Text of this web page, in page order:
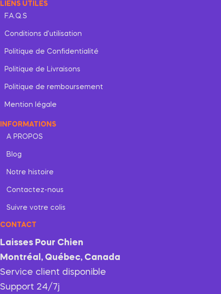
LIENS UTILES
F.A.Q.S
Conditions d’utilisation
Politique de Confidentialité
Politique de Livraisons
Politique de remboursement
Mention légale
INFORMATIONS
A PROPOS
Blog
Notre histoire
Contactez-nous
Suivre votre colis
CONTACT
Laisses Pour Chien
Montréal, Québec, Canada
Service client disponible
Support 24/7j